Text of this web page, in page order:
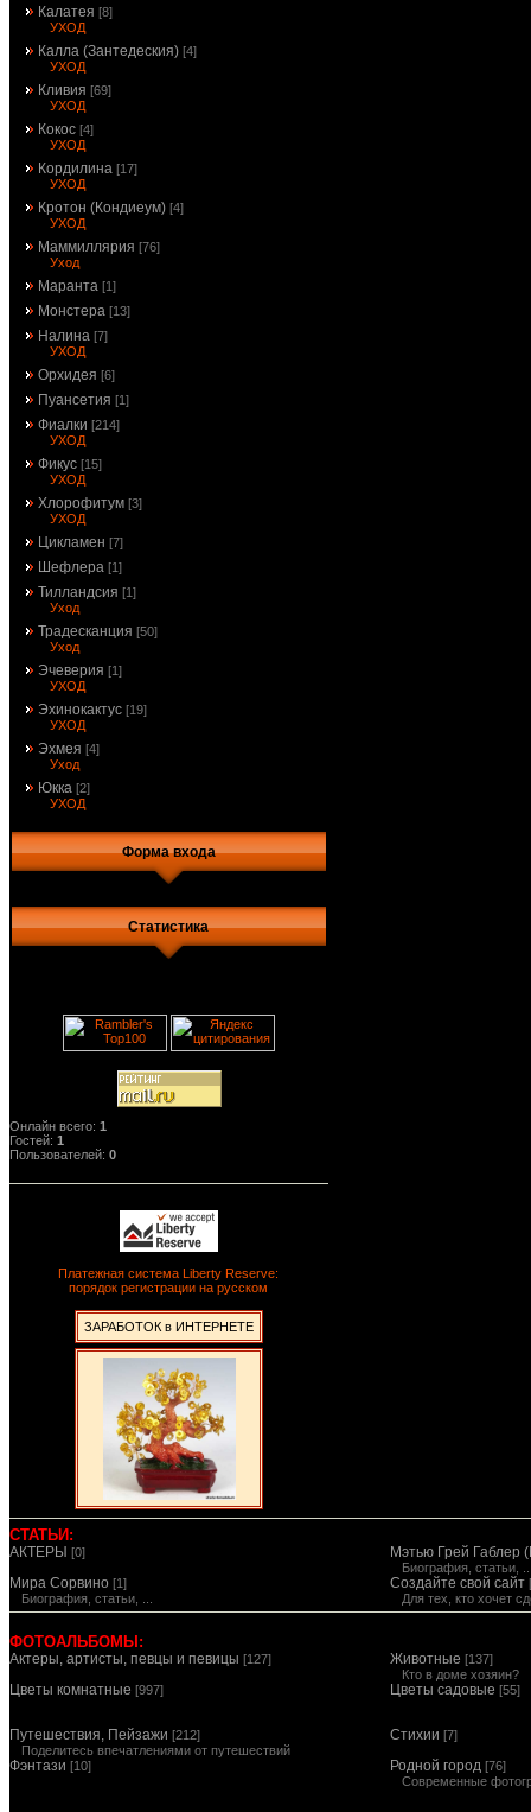
Калатея [8]
УХОД
Калла (Зантедеския) [4]
УХОД
Кливия [69]
УХОД
Кокос [4]
УХОД
Кордилина [17]
УХОД
Кротон (Кондиеум) [4]
УХОД
Маммиллярия [76]
Уход
Маранта [1]
Монстера [13]
Налина [7]
УХОД
Орхидея [6]
Пуансетия [1]
Фиалки [214]
УХОД
Фикус [15]
УХОД
Хлорофитум [3]
УХОД
Цикламен [7]
Шефлера [1]
Тилландсия [1]
Уход
Традесканция [50]
Уход
Эчеверия [1]
УХОД
Эхинокактус [19]
УХОД
Эхмея [4]
Уход
Юкка [2]
УХОД
Форма входа
Статистика
Онлайн всего: 1
Гостей: 1
Пользователей: 0
Платежная система Liberty Reserve:
порядок регистрации на русском
ЗАРАБОТОК в ИНТЕРНЕТЕ
СТАТЬИ:
АКТЕРЫ [0] Мэтью Грей Габлер
Биография, статьи,
Мира Сорвино [1]
Биография, статьи, ...
Создайте свой сайт
Для тех, кто хочет
ФОТОАЛЬБОМЫ:
Актеры, артисты, певцы и певицы [127] Животные [137]
Кто в доме хозяин?
Цветы комнатные [997] Цветы садовые [55]
Путешествия, Пейзажи [212]
Поделитесь впечатлениями от путешествий
Стихии [7]
Фэнтази [10] Родной город [76]
Современные